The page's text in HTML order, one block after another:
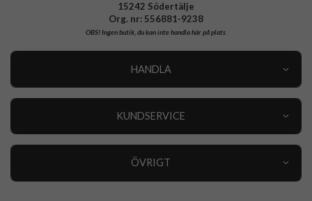
15242 Södertälje
Org. nr: 556881-9238
OBS!Ingen butik, du kan inte handla här på plats
HANDLA
KUNDSERVICE
ÖVRIGT